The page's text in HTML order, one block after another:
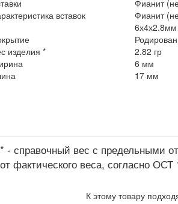
Фианит
вставок
Фианит
изделия *
2.82 гр
6 мм
17 мм
* - справочный вес с предельными
от фактического веса, согласно ОСТ
К этому товару